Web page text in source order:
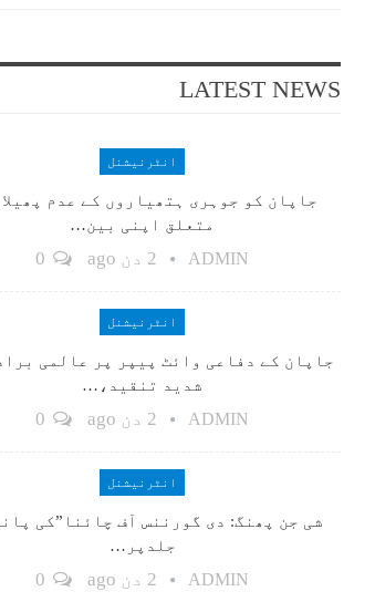
LATEST NEWS
انٹرنیشنل
جاپان کو جوہری ہتھیاروں کے عدم
متعلق اپنی بین…
ADMIN 2 دن ago
انٹرنیشنل
جاپان کے دفاعی وائٹ پیپر پر عالمی
شدید تنقید،…
ADMIN 2 دن ago
انٹرنیشنل
شی جن پھنگ: دی گورننس آف چائنا”کی
جلدپر…
ADMIN 2 دن ago